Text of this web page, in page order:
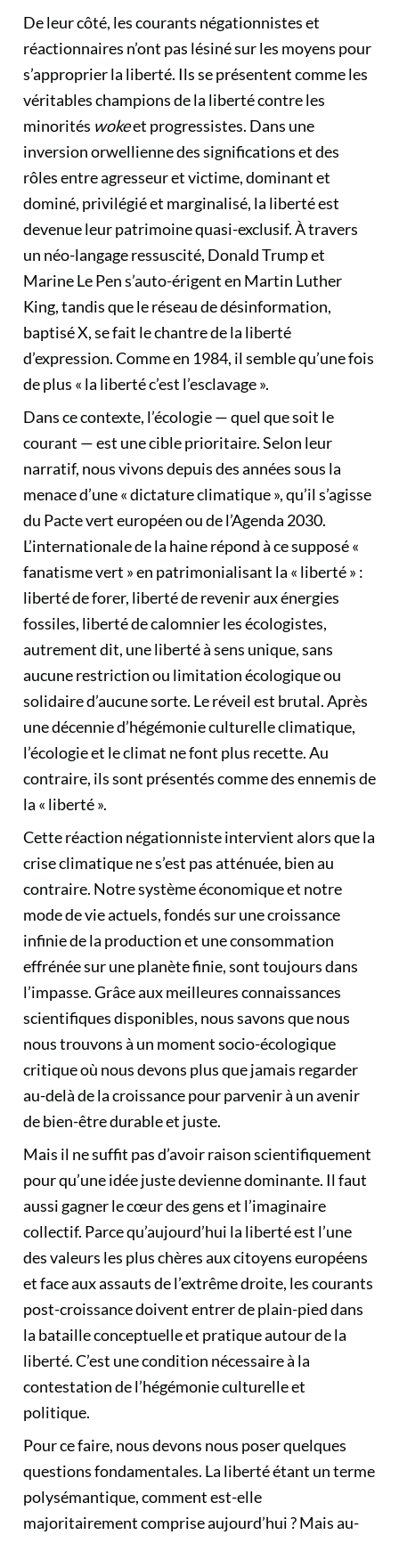
De leur côté, les courants négationnistes et
réactionnaires n’ont pas lésiné sur les moyens pour
s’approprier la liberté. Ils se présentent comme les
véritables champions de la liberté contre les
minorités wokeet progressistes. Dans une
inversion orwellienne des significations et des
rôles entre agresseur et victime, dominant et
dominé, privilégié et marginalisé, la liberté est
devenue leur patrimoine quasi-exclusif. À travers
un néo-langage ressuscité, Donald Trump et
Marine Le Pen s’auto-érigent en Martin Luther
King, tandis que le réseau de désinformation,
baptisé X, se fait le chantre de la liberté
d’expression. Comme en 1984, il semble qu’une fois
de plus « la liberté c’est l’esclavage ».
Dans ce contexte, l’écologie — quel que soit le
courant — est une cible prioritaire. Selon leur
narratif, nous vivons depuis des années sous la
menace d’une « dictature climatique », qu’il s’agisse
du Pacte vert européen ou de l’Agenda 2030.
L’internationale de la haine répond à ce supposé «
fanatisme vert » en patrimonialisant la « liberté » :
liberté de forer, liberté de revenir aux énergies
fossiles, liberté de calomnier les écologistes,
autrement dit, une liberté à sens unique, sans
aucune restriction ou limitation écologique ou
solidaire d’aucune sorte. Le réveil est brutal. Après
une décennie d’hégémonie culturelle climatique,
l’écologie et le climat ne font plus recette. Au
contraire, ils sont présentés comme des ennemis de
la « liberté ».
Cette réaction négationniste intervient alors que la
crise climatique ne s’est pas atténuée, bien au
contraire. Notre système économique et notre
mode de vie actuels, fondés sur une croissance
infinie de la production et une consommation
effrénée sur une planète finie, sont toujours dans
l’impasse. Grâce aux meilleures connaissances
scientifiques disponibles, nous savons que nous
nous trouvons à un moment socio-écologique
critique où nous devons plus que jamais regarder
au-delà de la croissance pour parvenir à un avenir
de bien-être durable et juste.
Mais il ne suffit pas d’avoir raison scientifiquement
pour qu’une idée juste devienne dominante. Il faut
aussi gagner le cœur des gens et l’imaginaire
collectif. Parce qu’aujourd’hui la liberté est l’une
des valeurs les plus chères aux citoyens européens
et face aux assauts de l’extrême droite, les courants
post-croissance doivent entrer de plain-pied dans
la bataille conceptuelle et pratique autour de la
liberté. C’est une condition nécessaire à la
contestation de l’hégémonie culturelle et
politique.
Pour ce faire, nous devons nous poser quelques
questions fondamentales. La liberté étant un terme
polysémantique, comment est-elle
majoritairement comprise aujourd’hui ? Mais au-